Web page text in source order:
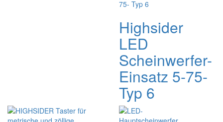
Highsider
LED
Scheinwerfer-
Einsatz 5-75-
Typ 6